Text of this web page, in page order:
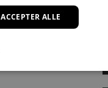
ACCEPTER ALLE